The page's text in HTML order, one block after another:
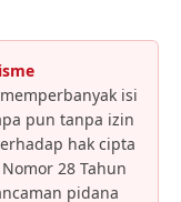
isi
pun tanpa izin
hak cipta
28 Tahun
pidana